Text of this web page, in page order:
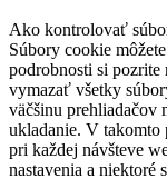
Ako kontrolovať
Súbory cookie
podrobnosti si pozrite
vymazať všetky
väčšinu prehliadačov
ukladanie. V takomto
pri každej návšteve
nastavenia a niektoré